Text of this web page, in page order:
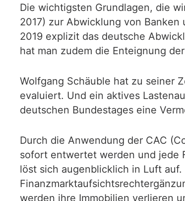
Die wichtigsten Grundlagen, die
2017) zur Abwicklung von
2019 explizit das deutsche
hat man zudem die Enteignung
Wolfgang Schäuble hat zu seiner
evaluiert. Und ein aktives
deutschen Bundestages eine
Durch die Anwendung der CAC
sofort entwertet werden und jede
löst sich augenblicklich in Luft
werden ihre Immobilien verlieren